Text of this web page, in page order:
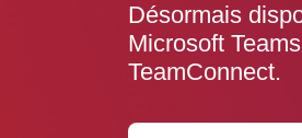
Désormais
Microsoft
TeamConnect.